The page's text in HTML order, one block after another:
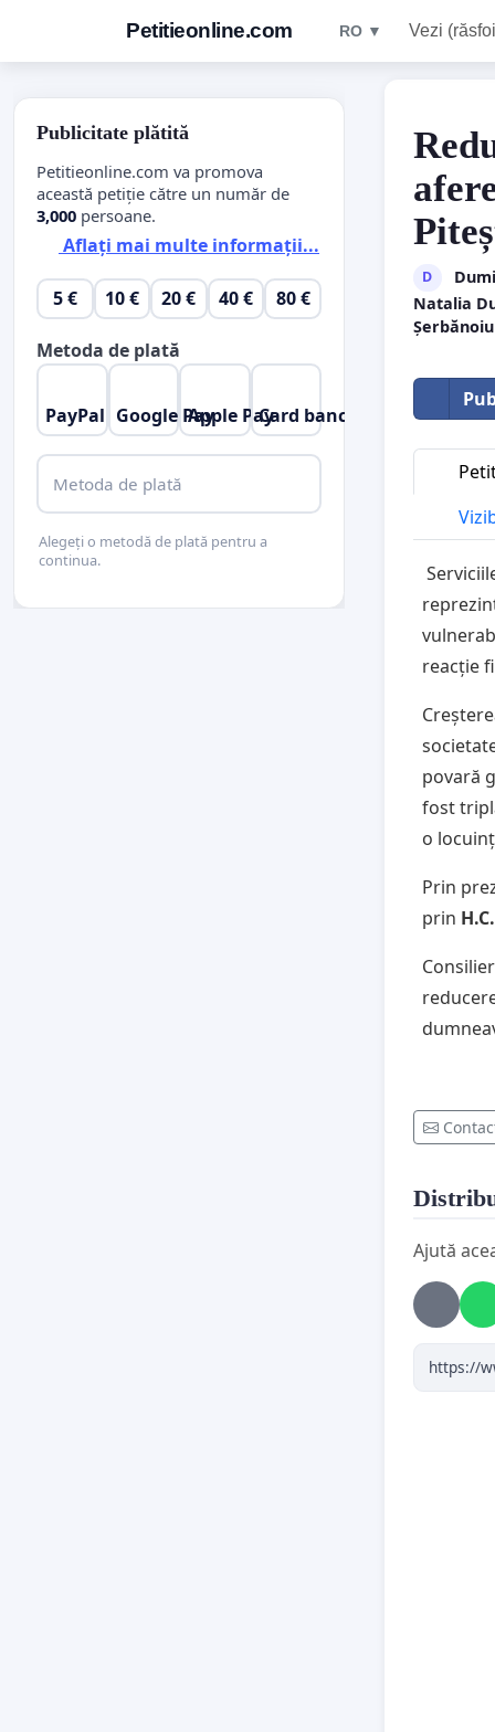
Petitieonline.com RO ▼ Vezi
D
Natalia
reacție
povară
fost
o
Prin
prin
Ajută
Publicitate plătită
Petitieonline.com va promova
această petiție către un număr de
3,000 persoane.
Aflați mai multe informații...
5 € 10 € 20 € 40 € 80 €
Metoda de plată
PayPal Google PayApple PayCard bancar
Metoda de plată
Alegeți o metodă de plată pentru a
continua.